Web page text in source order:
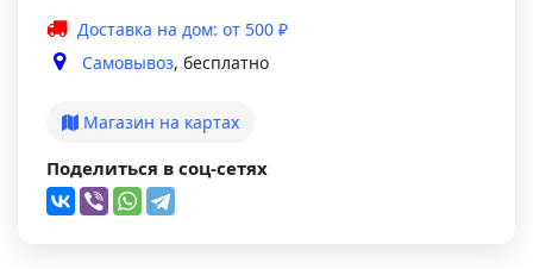
Доставка на дом: от 500 ₽
Самовывоз, бесплатно
Магазин на картах
Поделиться в соц-сетях